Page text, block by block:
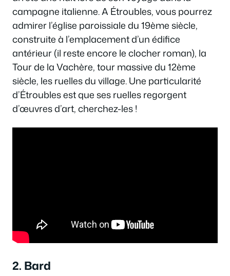
campagne italienne. A Étroubles, vous pourrez
admirer l’église paroissiale du 19ème siècle,
construite à l’emplacement d’un édifice
antérieur (il reste encore le clocher roman), la
Tour de la Vachère, tour massive du 12ème
siècle, les ruelles du village. Une particularité
d’Étroubles est que ses ruelles regorgent
d’œuvres d’art, cherchez-les !
2. Bard